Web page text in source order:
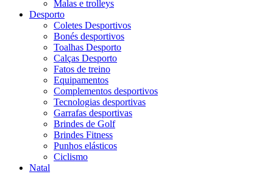
Malas e trolleys
Desporto
Coletes Desportivos
Bonés desportivos
Toalhas Desporto
Calças Desporto
Fatos de treino
Equipamentos
Complementos desportivos
Tecnologias desportivas
Garrafas desportivas
Brindes de Golf
Brindes Fitness
Punhos elásticos
Ciclismo
Natal